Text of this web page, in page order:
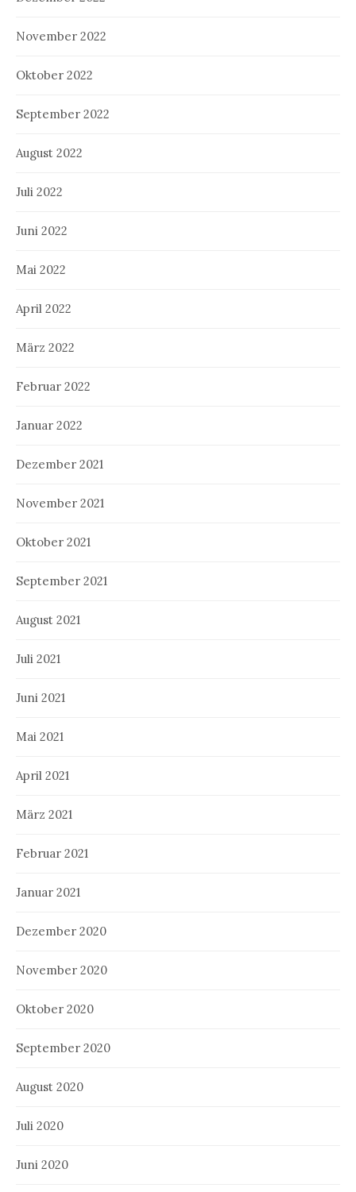
November 2022
Oktober 2022
September 2022
August 2022
Juli 2022
Juni 2022
Mai 2022
April 2022
März 2022
Februar 2022
Januar 2022
Dezember 2021
November 2021
Oktober 2021
September 2021
August 2021
Juli 2021
Juni 2021
Mai 2021
April 2021
März 2021
Februar 2021
Januar 2021
Dezember 2020
November 2020
Oktober 2020
September 2020
August 2020
Juli 2020
Juni 2020